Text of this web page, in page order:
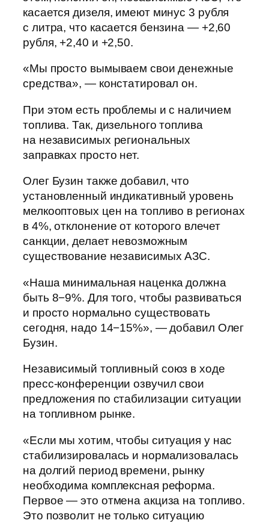
касается дизеля, имеют минус 3 рубля
с литра, что касается бензина — +2,60
рубля, +2,40 и +2,50.
«Мы просто вымываем свои денежные
средства», — констатировал он.
При этом есть проблемы и с наличием
топлива. Так, дизельного топлива
на независимых региональных
заправках просто нет.
Олег Бузин также добавил, что
установленный индикативный уровень
мелкооптовых цен на топливо в регионах
в 4%, отклонение от которого влечет
санкции, делает невозможным
существование независимых АЗС.
«Наша минимальная наценка должна
быть 8−9%. Для того, чтобы развиваться
и просто нормально существовать
сегодня, надо 14−15%», — добавил Олег
Бузин.
Независимый топливный союз в ходе
пресс-конференции озвучил свои
предложения по стабилизации ситуации
на топливном рынке.
«Если мы хотим, чтобы ситуация у нас
стабилизировалась и нормализовалась
на долгий период времени, рынку
необходима комплексная реформа.
Первое — это отмена акциза на топливо.
Это позволит не только ситуацию